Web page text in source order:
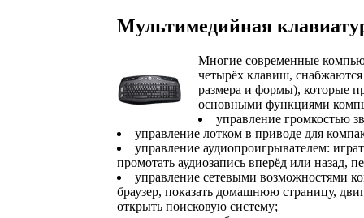
Мультимедийная
Многие современные
четырёх клавиш,
размера и формы), которые
основными функциями
управление громкостью
управление лотком в приводе для
управление аудиопроигрывателем:
промотать аудиозапись вперёд или назад,
управление сетевыми возможностями
браузер, показать домашнюю страницу,
открыть поисковую систему;